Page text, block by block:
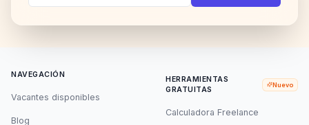
NAVEGACIÓN
Vacantes disponibles
Blog
HERRAMIENTAS
GRATUITAS
Nuevo
Calculadora Freelance